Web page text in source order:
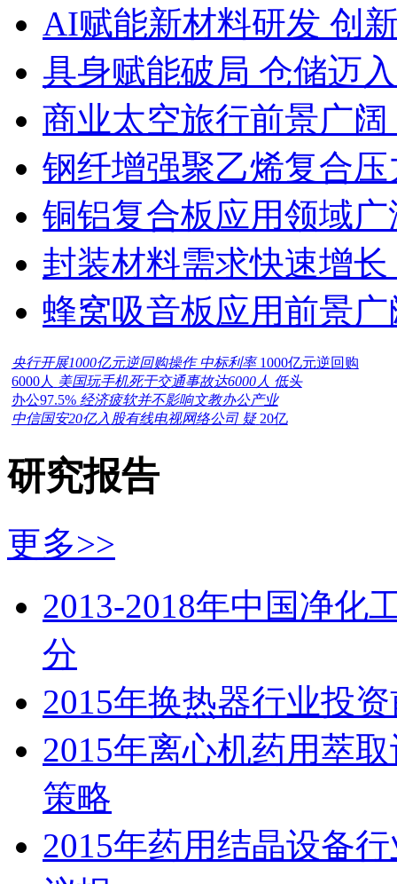
AI赋能新材料研发 创
具身赋能破局 仓储迈
商业太空旅行前景广
钢纤增强聚乙烯复合
铜铝复合板应用领域
封装材料需求快速增
蜂窝吸音板应用前景
央行开展1000亿元逆回购操作 中标利率 1000亿元逆回购
6000人 美国玩手机死于交通事故达6000人 低头
办公97.5% 经济疲软并不影响文教办公产业
中信国安20亿入股有线电视网络公司 疑 20亿
研究报告
更多>>
2013-2018年中国净化
分
2015年换热器行业投
2015年离心机药用萃
策略
2015年药用结晶设备